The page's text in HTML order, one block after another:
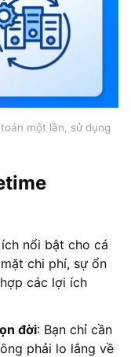
một lần, sử dụng
nổi bật cho cá
chi phí, sự ổn
các lợi ích
đời: Bạn chỉ cần
phải lo lắng về